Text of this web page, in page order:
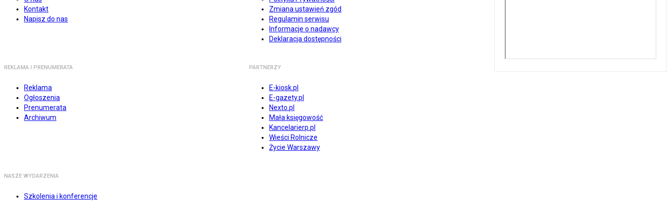
Kontakt
Napisz do nas
Zmiana ustawień zgód
Regulamin serwisu
Informacje o nadawcy
Deklaracja dostępności
REKLAMA I PRENUMERATA
Reklama
Ogłoszenia
Prenumerata
Archiwum
PARTNERZY
E-kiosk.pl
E-gazety.pl
Nexto.pl
Mała księgowość
Kancelarierp.pl
Wieści Rolnicze
Życie Warszawy
NASZE WYDARZENIA
Szkolenia i konferencje